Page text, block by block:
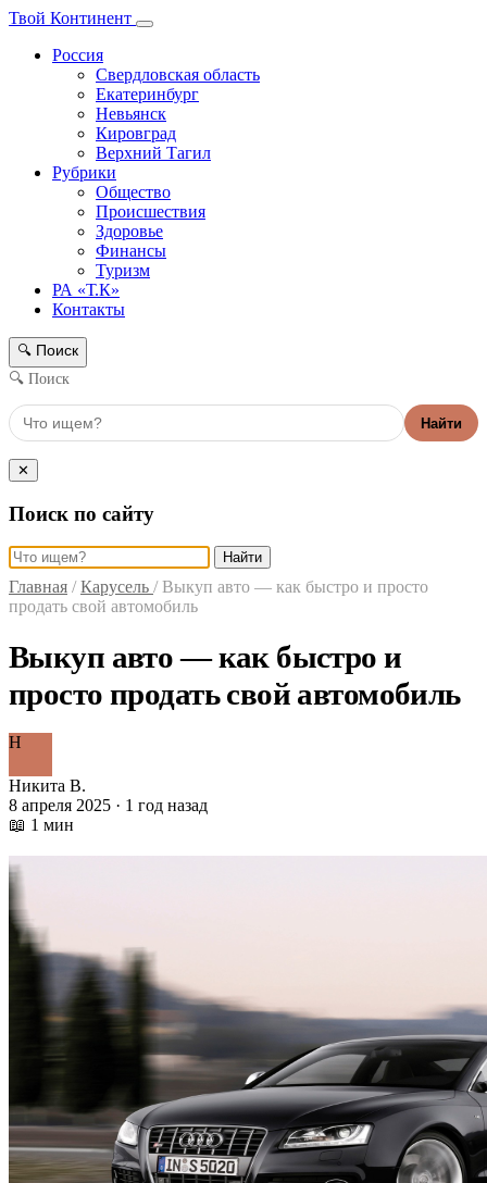
Твой Континент
Россия
Свердловская область
Екатеринбург
Невьянск
Кировград
Верхний Тагил
Рубрики
Общество
Происшествия
Здоровье
Финансы
Туризм
РА «Т.К»
Контакты
🔍 Поиск
🔍 Поиск
Найти
✕
Поиск по сайту
Найти
Главная / Карусель / Выкуп авто — как быстро и просто
продать свой автомобиль
Выкуп авто — как быстро и
просто продать свой автомобиль
Н
Никита В.
8 апреля 2025 · 1 год назад
📖 1 мин